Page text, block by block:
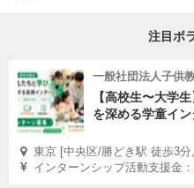
注目ボ
一般社団法人子供
【高校生〜大学
を深める学童イン
東京 [中央区/勝どき駅 徒歩3
インターンシップ活動支援金